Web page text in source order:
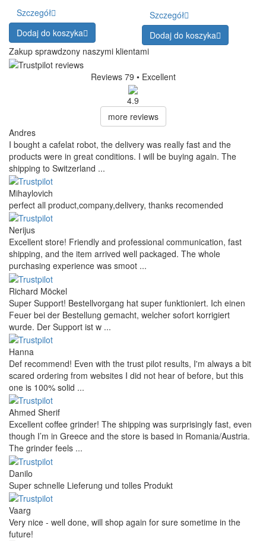
Szczegół
Dodaj do koszyka
Szczegół
Dodaj do koszyka
Zakup sprawdzony naszymi klientami
Reviews 79 • Excellent
4.9
more reviews
Andres
I bought a cafelat robot, the delivery was really fast and the
products were in great conditions. I will be buying again. The
shipping to Switzerland ...
Mihaylovich
perfect all product,company,delivery, thanks recomended
Nerijus
Excellent store! Friendly and professional communication, fast
shipping, and the item arrived well packaged. The whole
purchasing experience was smoot ...
Richard Möckel
Super Support! Bestellvorgang hat super funktioniert. Ich einen
Feuer bei der Bestellung gemacht, welcher sofort korrigiert
wurde. Der Support ist w ...
Hanna
Def recommend! Even with the trust pilot results, I'm always a bit
scared ordering from websites I did not hear of before, but this
one is 100% solid ...
Ahmed Sherif
Excellent coffee grinder! The shipping was surprisingly fast, even
though I’m in Greece and the store is based in Romania/Austria.
The grinder feels ...
Danilo
Super schnelle Lieferung und tolles Produkt
Vaarg
Very nice - well done, will shop again for sure sometime in the
future!